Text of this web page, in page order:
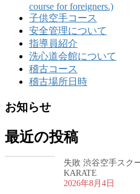
course for foreigners.)
子供空手コース
安全管理について
指導員紹介
洗心道会館について
稽古コース
稽古場所日時
お知らせ
最近の投稿
失敗 渋谷空手スク
KARATE
2026年8月4日